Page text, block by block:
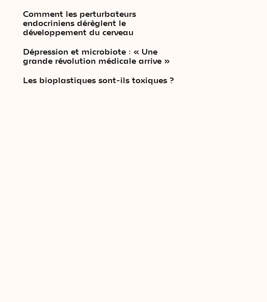
Comment les perturbateurs
endocriniens dérèglent le
développement du cerveau
Dépression et microbiote : « Une
grande révolution médicale arrive »
Les bioplastiques sont-ils toxiques ?